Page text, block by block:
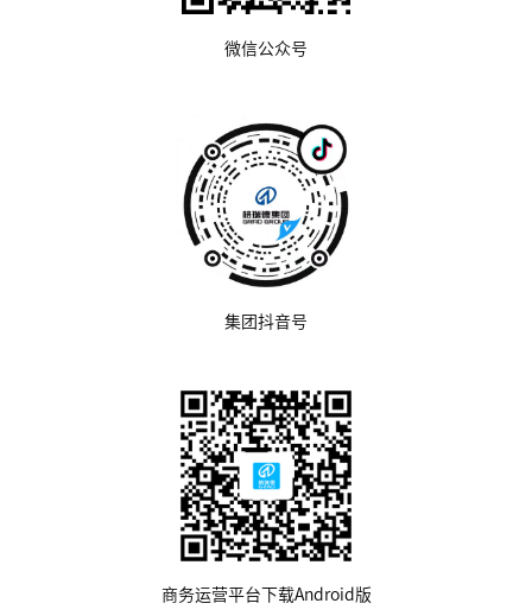
微信公众号
集团抖音号
商务运营平台下载Android版